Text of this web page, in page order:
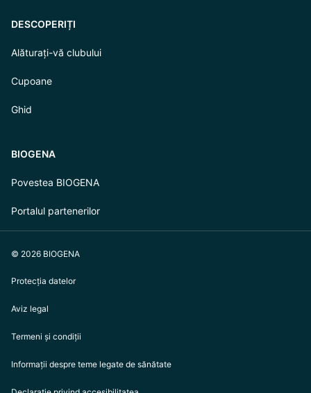
DESCOPERIȚI
Alăturați-vă clubului
Cupoane
Ghid
BIOGENA
Povestea BIOGENA
Portalul partenerilor
© 2026 BIOGENA
Protecția datelor
Aviz legal
Termeni și condiții
Informații despre teme legate de sănătate